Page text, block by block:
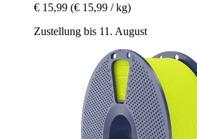
€ 15,99 (€ 15,99 / kg)
Zustellung bis 11. August